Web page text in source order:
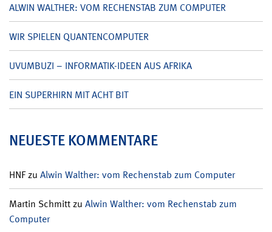
ALWIN WALTHER: VOM RECHENSTAB ZUM COMPUTER
WIR SPIELEN QUANTENCOMPUTER
UVUMBUZI – INFORMATIK-IDEEN AUS AFRIKA
EIN SUPERHIRN MIT ACHT BIT
NEUESTE KOMMENTARE
HNFzu Alwin Walther: vom Rechenstab zum Computer
Martin Schmittzu Alwin Walther: vom Rechenstab zum
Computer